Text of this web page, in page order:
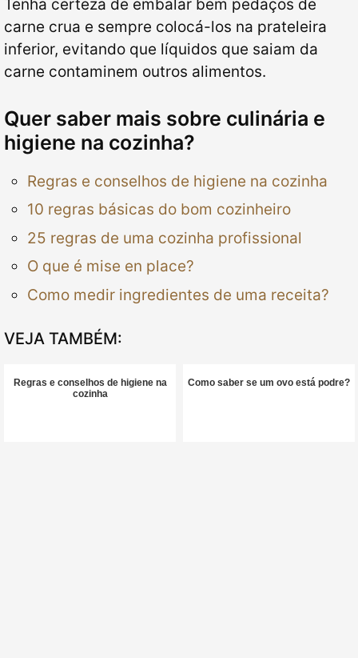
Tenha certeza de embalar bem pedaços de
carne crua e sempre colocá-los na prateleira
inferior, evitando que líquidos que saiam da
carne contaminem outros alimentos.
Quer saber mais sobre culinária e
higiene na cozinha?
Regras e conselhos de higiene na cozinha
10 regras básicas do bom cozinheiro
25 regras de uma cozinha profissional
O que é mise en place?
Como medir ingredientes de uma receita?
VEJA TAMBÉM:
Regras e conselhos de higiene na
cozinha
Como saber se um ovo está podre?